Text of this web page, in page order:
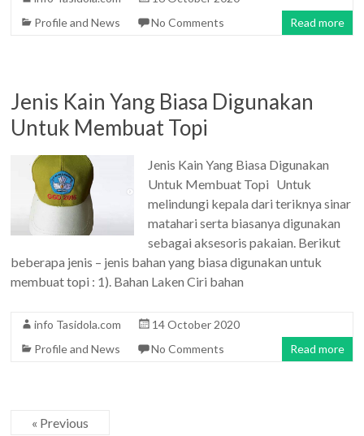
Profile and News
No Comments Read more
Jenis Kain Yang Biasa Digunakan
Untuk Membuat Topi
Jenis Kain Yang Biasa Digunakan
Untuk Membuat Topi Untuk
melindungi kepala dari teriknya sinar
matahari serta biasanya digunakan
sebagai aksesoris pakaian. Berikut
beberapa jenis – jenis bahan yang biasa digunakan untuk
membuat topi : 1). Bahan Laken Ciri bahan
info Tasidola.com
14 October 2020
Profile and News
No Comments Read more
« Previous